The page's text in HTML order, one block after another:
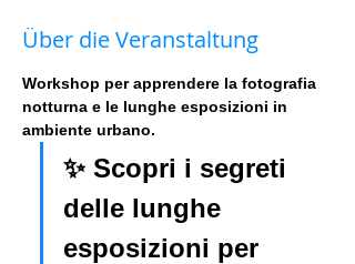
Über die Veranstaltung
Workshop per apprendere la fotografia
notturna e le lunghe esposizioni in
ambiente urbano.
✨ Scopri i segreti
delle lunghe
esposizioni per